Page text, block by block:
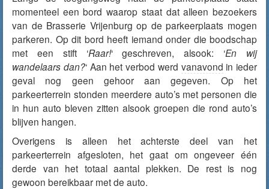
momenteel een bord waarop staat dat alleen bezoekers
van de Brasserie Vrijenburg op de parkeerplaats mogen
parkeren. Op dit bord heeft iemand onder die boodschap
met een stift ‘Raar!‘ geschreven, alsook: ‘En wij
wandelaars dan?‘ Aan het verbod werd vanavond in ieder
geval nog geen gehoor aan gegeven. Op het
parkeerterrein stonden meerdere auto’s met personen die
in hun auto bleven zitten alsook groepen die rond auto’s
blijven hangen.
Overigens is alleen het achterste deel van het
parkeerterrein afgesloten, het gaat om ongeveer één
derde van het totaal aantal plekken. De rest is nog
gewoon bereikbaar met de auto.